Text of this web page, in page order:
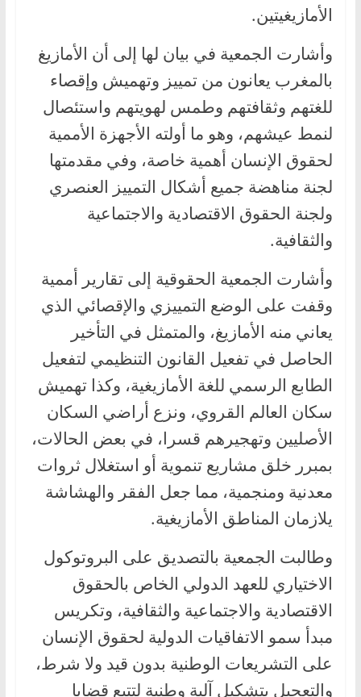
الأمازيغيتين.
وأشارت الجمعية في بيان لها إلى أن الأمازيغ
بالمغرب يعانون من تمييز وتهميش وإقصاء
للغتهم وثقافتهم وطمس لهويتهم واستئصال
لنمط عيشهم، وهو ما أولته الأجهزة الأممية
لحقوق الإنسان أهمية خاصة، وفي مقدمتها
لجنة مناهضة جميع أشكال التمييز العنصري
ولجنة الحقوق الاقتصادية والاجتماعية
والثقافية.
وأشارت الجمعية الحقوقية إلى تقارير أممية
وقفت على الوضع التمييزي والإقصائي الذي
يعاني منه الأمازيغ، والمتمثل في التأخير
الحاصل في تفعيل القانون التنظيمي لتفعيل
الطابع الرسمي للغة الأمازيغية، وكذا تهميش
سكان العالم القروي، ونزع أراضي السكان
الأصليين وتهجيرهم قسرا، في بعض الحالات،
بمبرر خلق مشاريع تنموية أو استغلال ثروات
معدنية ومنجمية، مما جعل الفقر والهشاشة
يلازمان المناطق الأمازيغية.
وطالبت الجمعية بالتصديق على البروتوكول
الاختياري للعهد الدولي الخاص بالحقوق
الاقتصادية والاجتماعية والثقافية، وتكريس
مبدأ سمو الاتفاقيات الدولية لحقوق الإنسان
على التشريعات الوطنية بدون قيد ولا شرط،
والتعجيل بتشكيل آلية وطنية لتتبع قضايا